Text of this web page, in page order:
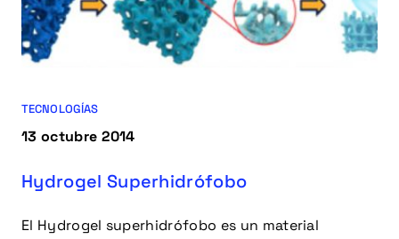
TECNOLOGÍAS
13 octubre 2014
Hydrogel Superhidrófobo
El Hydrogel superhidrófobo es un material